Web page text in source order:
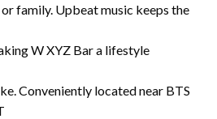
family. Upbeat music keeps the
W XYZ Bar a lifestyle
Conveniently located near BTS